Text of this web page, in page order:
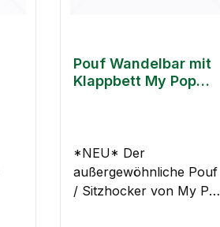
Pouf Wandelbar mit
Klappbett My Pop
*NEU* Der
außergewöhnliche Pouf
/ Sitzhocker von My Pop